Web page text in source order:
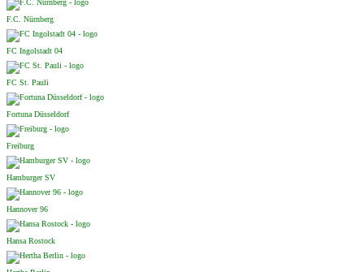
F.C. Nürnberg
FC Ingolstadt 04
FC St. Pauli
Fortuna Düsseldorf
Freiburg
Hamburger SV
Hannover 96
Hansa Rostock